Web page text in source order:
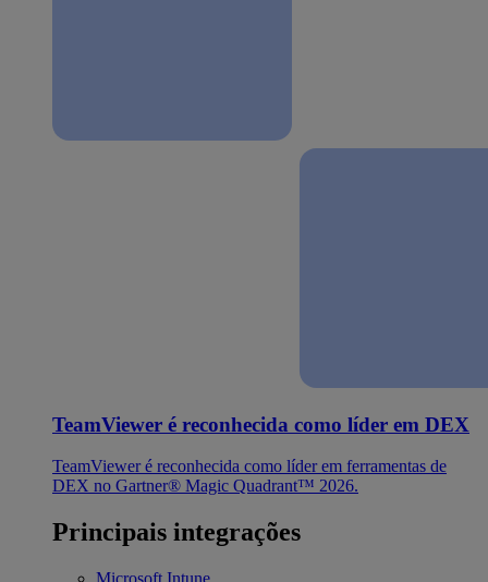
TeamViewer é reconhecida como líder em DEX
TeamViewer é reconhecida como líder em ferramentas de
DEX no Gartner® Magic Quadrant™ 2026.
Principais integrações
Microsoft Intune